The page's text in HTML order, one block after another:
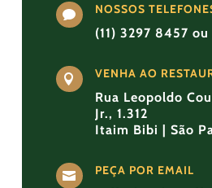
 NOSSOS
(11) 3297 8457
 VENHA AO
Rua Leopoldo
Jr., 1.312
Itaim Bibi | São
 PEÇA POR EMAIL